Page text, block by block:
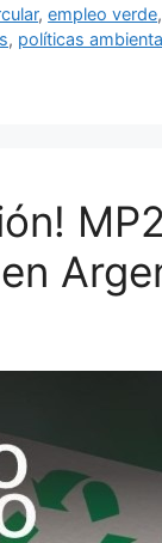
,empleo verde,
, políticas